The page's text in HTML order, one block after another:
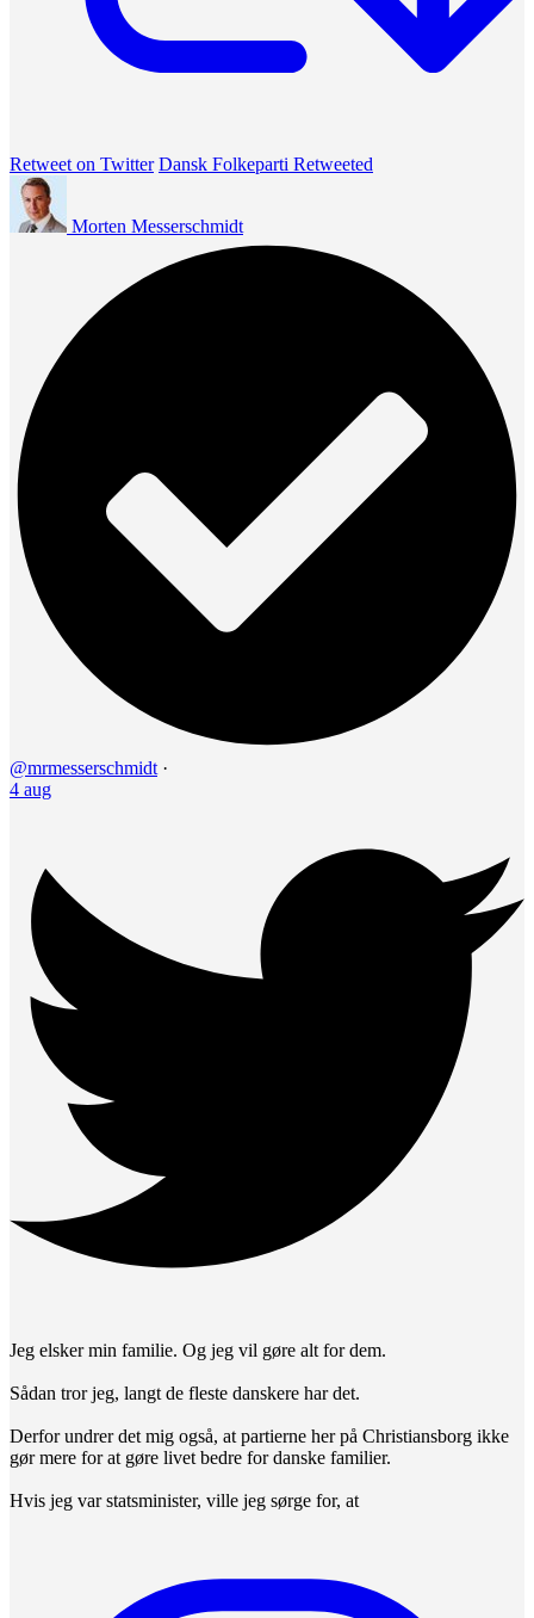
Retweet on Twitter Dansk Folkeparti Retweeted
Morten Messerschmidt
@mrmesserschmidt ·
4 aug
Jeg elsker min familie. Og jeg vil gøre alt for dem.
Sådan tror jeg, langt de fleste danskere har det.
Derfor undrer det mig også, at partierne her på Christiansborg ikke
gør mere for at gøre livet bedre for danske familier.
Hvis jeg var statsminister, ville jeg sørge for, at